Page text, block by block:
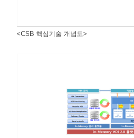
<CSB 핵심기술 개념도>